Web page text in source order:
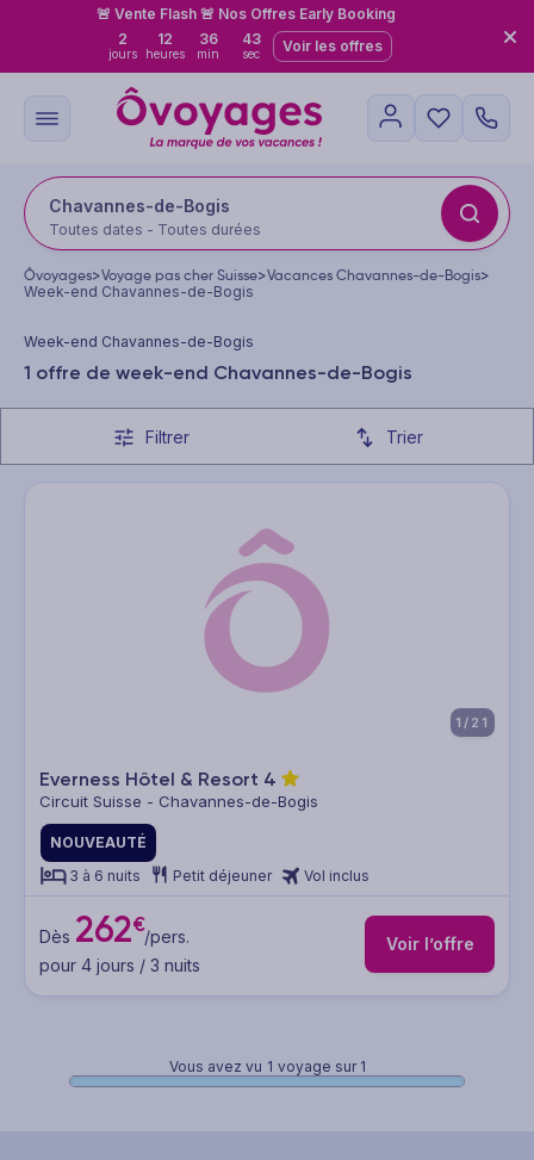
🚨 Vente Flash 🚨 Nos Offres Early Booking
2
jours
12
heures
36
min
42
sec Voir les offres
Chavannes-de-Bogis
Toutes dates - Toutes durées
Ôvoyages>Voyage pas cher Suisse>Vacances Chavannes-de-Bogis>
Week-end Chavannes-de-Bogis
Week-end Chavannes-de-Bogis
1 offre de week-end Chavannes-de-Bogis
Filtrer Trier
1/21
Everness Hôtel & Resort 4
Circuit Suisse - Chavannes-de-Bogis
NOUVEAUTÉ
3 à 6 nuits
Petit déjeuner Vol inclus
Dès 262€/pers.
pour 4 jours / 3 nuits
Voir l’offre
Vous avez vu 1 voyage sur 1